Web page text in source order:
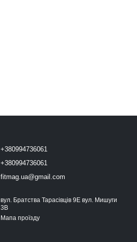
+380994736061
+380994736061
fitmag.ua@gmail.com
вул. Братства Тарасівців 9Е вул. Мишуги
3В
Мапа проїзду